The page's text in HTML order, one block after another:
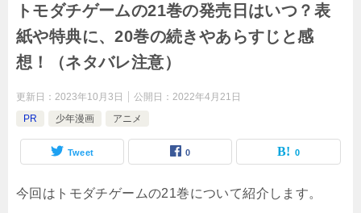
トモダチゲームの21巻の発売日はいつ？表
紙や特典に、20巻の続きやあらすじと感
想！（ネタバレ注意）
更新日： 2023年10月3日 公開日： 2022年4月21日
PR
少年漫画 アニメ
Tweet 0 0
今回はトモダチゲームの21巻について紹介します。